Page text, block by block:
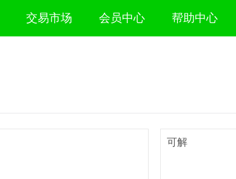
交易市场 会员中心 帮助中心
可解